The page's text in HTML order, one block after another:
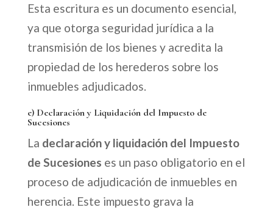
Esta escritura es un documento esencial,
ya que otorga seguridad jurídica a la
transmisión de los bienes y acredita la
propiedad de los herederos sobre los
inmuebles adjudicados.
e) Declaración y Liquidación del Impuesto de
Sucesiones
La declaración y liquidación del Impuesto
de Sucesiones es un paso obligatorio en el
proceso de adjudicación de inmuebles en
herencia. Este impuesto grava la